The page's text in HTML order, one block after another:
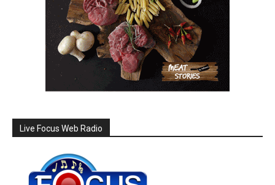
Live Focus Web Radio